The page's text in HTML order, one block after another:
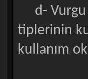
d- Vurgu
tiplerinin
kullanım